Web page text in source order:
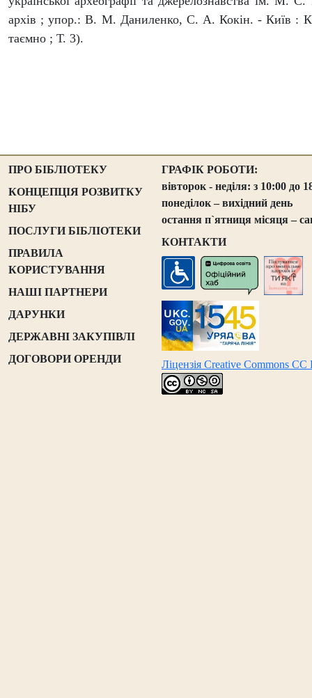
архів ; упор.: В. М. Даниленко, С. А. Кокін. - Київ :
таємно ; Т. 3).
ПРО БІБЛІОТЕКУ
КОНЦЕПЦІЯ РОЗВИТКУ
НІБУ
ПОСЛУГИ БІБЛІОТЕКИ
ПРАВИЛА
КОРИСТУВАННЯ
НАШІ ПАРТНЕРИ
ДАРУНКИ
ДЕРЖАВНІ ЗАКУПІВЛІ
ДОГОВОРИ ОРЕНДИ
ГРАФІК РОБОТИ:
вівторок - неділя: з 10:00 до
понеділок – вихідний день
остання п`ятниця місяця –
КОНТАКТИ
Ліцензія Creative Commons